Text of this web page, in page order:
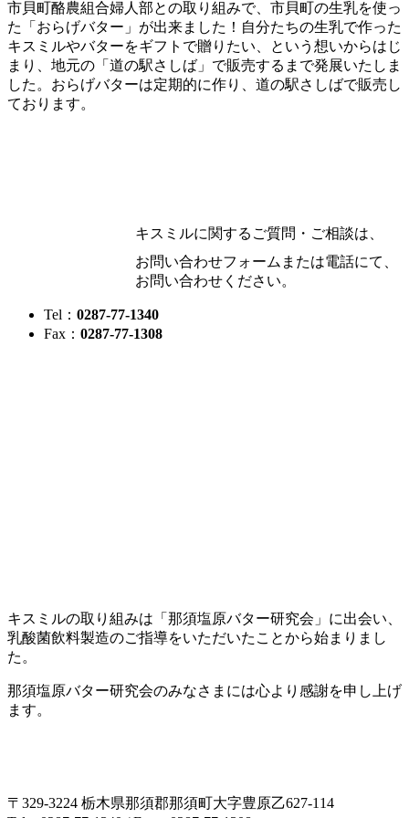
市貝町酪農組合婦人部との取り組みで、市貝町の生乳を使っ
た「おらげバター」が出来ました！自分たちの生乳で作った
キスミルやバターをギフトで贈りたい、という想いからはじ
まり、地元の「道の駅さしば」で販売するまで発展いたしま
した。おらげバターは定期的に作り、道の駅さしばで販売し
ております。
キスミルに関するご質問・ご相談は、
お問い合わせフォームまたは電話にて、
お問い合わせください。
Tel： 0287-77-1340
Fax： 0287-77-1308
キスミルの取り組みは「那須塩原バター研究会」に出会い、
乳酸菌飲料製造のご指導をいただいたことから始まりまし
た。
那須塩原バター研究会のみなさまには心より感謝を申し上げ
ます。
〒329-3224 栃木県那須郡那須町大字豊原乙627-114